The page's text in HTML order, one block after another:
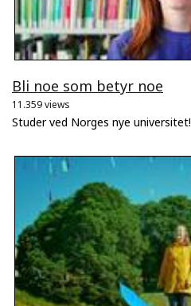
Bli noe som betyr noe
11.359 views
Studer ved Norges nye universitet!